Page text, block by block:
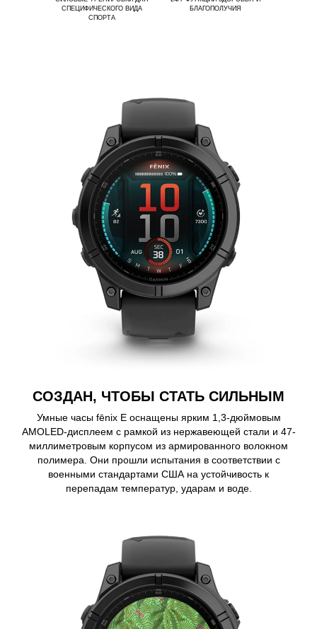
БЛАГОПОЛУЧИЯ
СПЕЦИФИЧЕСКОГО ВИДА
СПОРТА
СОЗДАН, ЧТОБЫ СТАТЬ СИЛЬНЫМ
Умные часы fēnix E оснащены ярким 1,3-дюймовым
AMOLED-дисплеем с рамкой из нержавеющей стали и 47-
миллиметровым корпусом из армированного волокном
полимера. Они прошли испытания в соответствии с
военными стандартами США на устойчивость к
перепадам температур, ударам и воде.